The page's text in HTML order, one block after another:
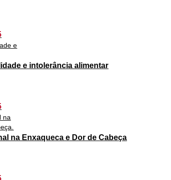
e intolerância alimentar
na Enxaqueca e Dor de Cabeça